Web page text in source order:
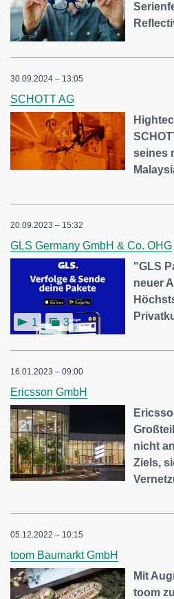
30.09.2024 – 13:05
SCHOTT AG
seines
20.09.2023 – 15:32
GLS Germany GmbH & Co. OHG
1 3
"GLS
neuer
16.01.2023 – 09:00
Ericsson GmbH
nicht
Ziels,
05.12.2022 – 10:15
toom Baumarkt GmbH
Mit
toom